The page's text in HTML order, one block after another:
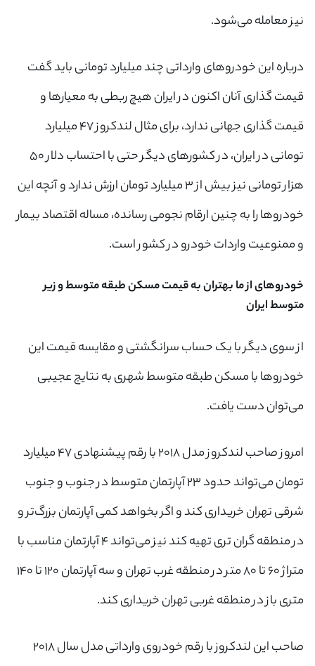
نیز معامله می‌شود.
درباره این خودروهای وارداتی چند میلیارد تومانی باید گفت
قیمت گذاری آنان اکنون در ایران هیچ ربطی به معیارها و
قیمت گذاری جهانی ندارد، برای مثال لندکروز ۴۷ میلیارد
تومانی در ایران، در کشورهای دیگر حتی با احتساب دلار ۵۰
هزار تومانی نیز بیش از ۳ میلیارد تومان ارزش ندارد و آنچه این
خودروها را به چنین ارقام نجومی رسانده، مساله اقتصاد بیمار
و ممنوعیت واردات خودرو در کشور است.
خودروهای از ما بهتران به قیمت مسکن طبقه متوسط و زیر
متوسط ایران
از سوی دیگر با یک حساب سرانگشتی و مقایسه قیمت این
خودروها با مسکن طبقه متوسط شهری به نتایج عجیبی
می‌توان دست یافت.
امروز صاحب لندکروز مدل ۲۰۱۸ با رقم پیشنهادی ۴۷ میلیارد
تومان می‌تواند حدود ۲۳ آپارتمان متوسط در جنوب و جنوب
شرقی تهران خریداری کند و اگر بخواهد کمی آپارتمان بزرگ‌تر و
در منطقه گران تری تهیه کند نیز می‌تواند ۴ آپارتمان مناسب با
متراژ ۶۰ تا ۸۰ متر در منطقه غرب تهران و سه آپارتمان ۱۲۰ تا ۱۴۰
متری باز در منطقه غربی تهران خریداری کند.
صاحب این لندکروز با رقم خودروی وارداتی مدل سال ۲۰۱۸